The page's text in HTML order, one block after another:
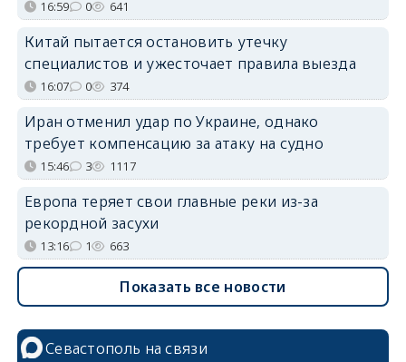
16:59 0 641
Китай пытается остановить утечку
специалистов и ужесточает правила выезда
16:07 0 374
Иран отменил удар по Украине, однако
требует компенсацию за атаку на судно
15:46 3 1117
Европа теряет свои главные реки из-за
рекордной засухи
13:16 1 663
Показать все новости
Севастополь на связи